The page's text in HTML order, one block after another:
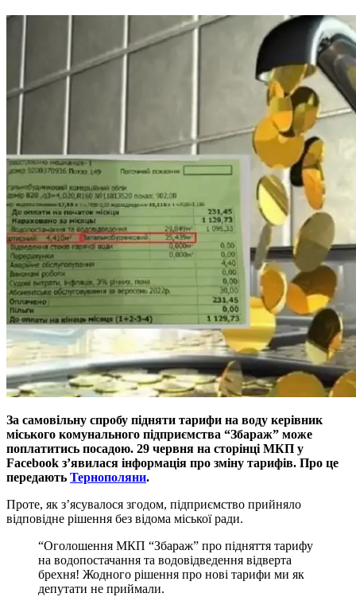
За самовільну спробу підняти тарифи на воду керівник
міського комунального підприємства “Збараж” може
поплатитись посадою. 29 червня на сторінці МКП у
Facebook з’явилася інформація про зміну тарифів. Про це
передають Тернополяни.
Проте, як з’ясувалося згодом, підприємство прийняло
відповідне рішення без відома міської ради.
“Оголошення МКП “Збараж” про підняття тарифу
на водопостачання та водовідведення відверта
брехня! Жодного рішення про нові тарифи ми як
депутати не приймали.